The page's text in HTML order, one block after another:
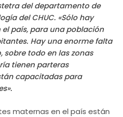
del departamento de
del CHUC. «Sólo hay
el país, para una población
Hay una enorme falta
sobre todo en las zonas
tienen parteras
capacitadas para
maternas en el país están